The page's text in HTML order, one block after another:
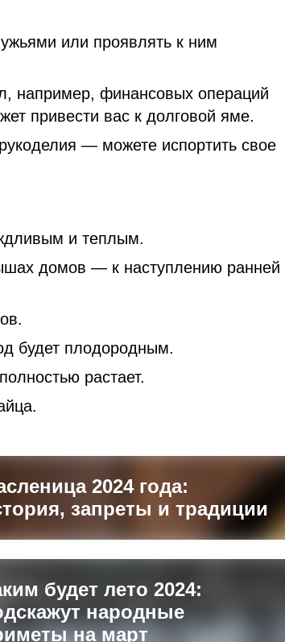
или проявлять к ним
например, финансовых операций
привести вас к долговой яме.
— можете испортить свое
и теплым.
домов — к наступлению ранней
будет плодородным.
растает.
2024 года:
запреты и традиции
будет лето 2024:
народные
на март